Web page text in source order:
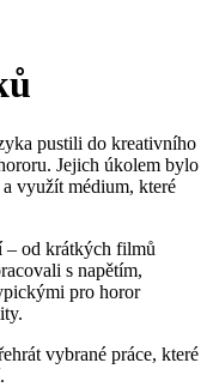
pustili do kreativního
Jejich úkolem bylo
využít médium, které
– od krátkých filmů
s napětím,
pro horor
vybrané práce, které